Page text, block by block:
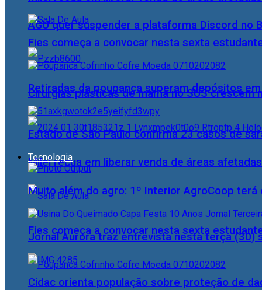
AGU quer suspender a plataforma Discord no
Cirurgias plásticas de mama no SUS crescem
Milei recua em liberar venda de áreas
Fies começa a convocar nesta sexta
Fies começa a convocar nesta sexta
Retiradas da poupança superam depósitos
Estado de São Paulo confirma 23 casos de
Tecnologia
Muito além do agro: 1º Interior AgroCoop
Jornal Aurora traz entrevista nesta terça (30)
Cidac orienta população sobre proteção de